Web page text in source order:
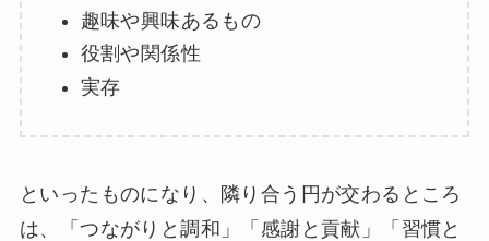
趣味や興味あるもの
役割や関係性
実存
といったものになり、隣り合う円が交わるところ
は、「つながりと調和」「感謝と貢献」「習慣と